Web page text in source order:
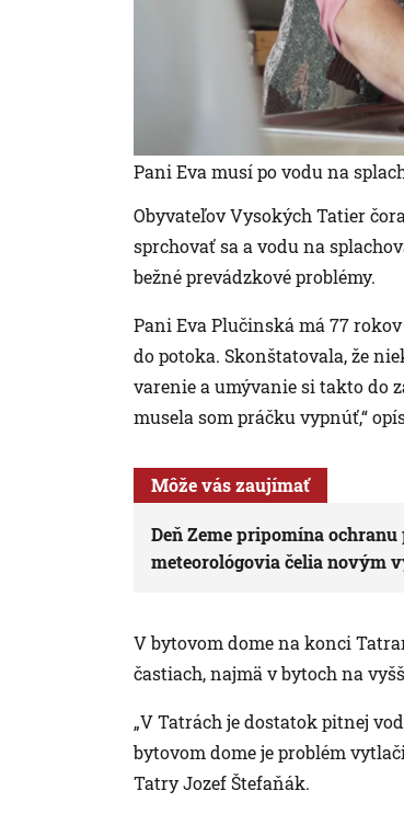
Pani Eva musí po vodu na
Obyvateľov Vysokých Tatier
sprchovať sa a vodu na
bežné prevádzkové problémy.
Pani Eva Plučinská má 77
do potoka. Skonštatovala, že
varenie a umývanie si takto do
musela som práčku vypnúť,“
Môže vás zaujímať
Deň Zeme pripomína
meteorológovia čelia novým
V bytovom dome na konci
častiach, najmä v bytoch na
„V Tatrách je dostatok pitnej
bytovom dome je problém
Tatry Jozef Štefaňák.